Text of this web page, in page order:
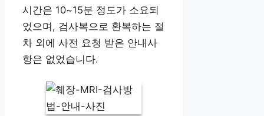
시간은 10~15분 정도가 소요되
었으며, 검사복으로 환복하는 절
차 외에 사전 요청 받은 안내사
항은 없었습니다.